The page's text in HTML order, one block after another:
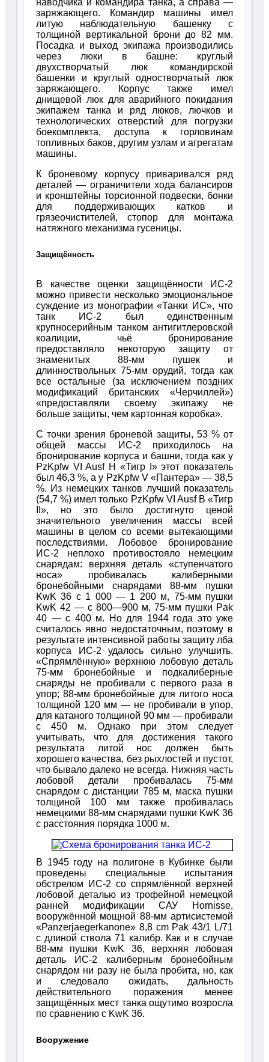
наводчика и командира танка, а справа —
заряжающего. Командир машины имел
литую наблюдательную башенку с
толщиной вертикальной брони до 82 мм.
Посадка и выход экипажа производились
через люки в башне: круглый
двухстворчатый люк командирской
башенки и круглый одностворчатый люк
заряжающего. Корпус также имел
днищевой люк для аварийного покидания
экипажем танка и ряд люков, лючков и
технологических отверстий для погрузки
боекомплекта, доступа к горловинам
топливных баков, другим узлам и агрегатам
машины.
К броневому корпусу приваривался ряд
деталей — ограничители хода балансиров
и кронштейны торсионной подвески, бонки
для поддерживающих катков и
грязеочистителей, стопор для монтажа
натяжного механизма гусеницы.
Защищённость
В качестве оценки защищённости ИС-2
можно привести несколько эмоциональное
суждение из монографии «Танки ИС», что
танк ИС-2 был единственным
крупносерийным танком антигитлеровской
коалиции, чьё бронирование
предоставляло некоторую защиту от
знаменитых 88-мм пушек и
длинноствольных 75-мм орудий, тогда как
все остальные (за исключением поздних
модификаций британских «Черчиллей»)
«предоставляли своему экипажу не
больше защиты, чем картонная коробка».
С точки зрения броневой защиты, 53 % от
общей массы ИС-2 приходилось на
бронирование корпуса и башни, тогда как у
PzKpfw VI Ausf H «Тигр I» этот показатель
был 46,3 %, а у PzKpfw V «Пантера» — 38,5
%. Из немецких танков лучший показатель
(54,7 %) имел только PzKpfw VI Ausf B «Тигр
II», но это было достигнуто ценой
значительного увеличения массы всей
машины в целом со всеми вытекающими
последствиями. Лобовое бронирование
ИС-2 неплохо противостояло немецким
снарядам: верхняя деталь «ступенчатого
носа» пробивалась калиберными
бронебойными снарядами 88-мм пушки
KwK 36 с 1 000 — 1 200 м, 75-мм пушки
KwK 42 — c 800—900 м, 75-мм пушки Pak
40 — с 400 м. Но для 1944 года это уже
считалось явно недостаточным, поэтому в
результате интенсивной работы защиту лба
корпуса ИС-2 удалось сильно улучшить.
«Спрямлённую» верхнюю лобовую деталь
75-мм бронебойные и подкалиберные
снаряды не пробивали с первого раза в
упор; 88-мм бронебойные для литого носа
толщиной 120 мм — не пробивали в упор,
для катаного толщиной 90 мм — пробивали
с 450 м. Однако при этом следует
учитывать, что для достижения такого
результата литой нос должен быть
хорошего качества, без рыхлостей и пустот,
что бывало далеко не всегда. Нижняя часть
лобовой детали пробивалась 75-мм
снарядом с дистанции 785 м, маска пушки
толщиной 100 мм также пробивалась
немецкими 88-мм снарядами пушки KwK 36
с расстояния порядка 1000 м.
В 1945 году на полигоне в Кубинке были
проведены специальные испытания
обстрелом ИС-2 со спрямлённой верхней
лобовой деталью из трофейной немецкой
ранней модификации САУ Hornisse,
вооружённой мощной 88-мм артисистемой
«Раnzerjaegerkanone» 8,8 cm Pak 43/1 L/71
с длиной ствола 71 калибр. Как и в случае
88-мм пушки KwK 36, верхняя лобовая
деталь ИС-2 калиберным бронебойным
снарядом ни разу не была пробита, но, как
и следовало ожидать, дальность
действительного поражения менее
защищённых мест танка ощутимо возросла
по сравнению с KwK 36.
Вооружение